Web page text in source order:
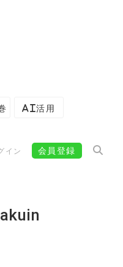
AI活用
イン 会員登録